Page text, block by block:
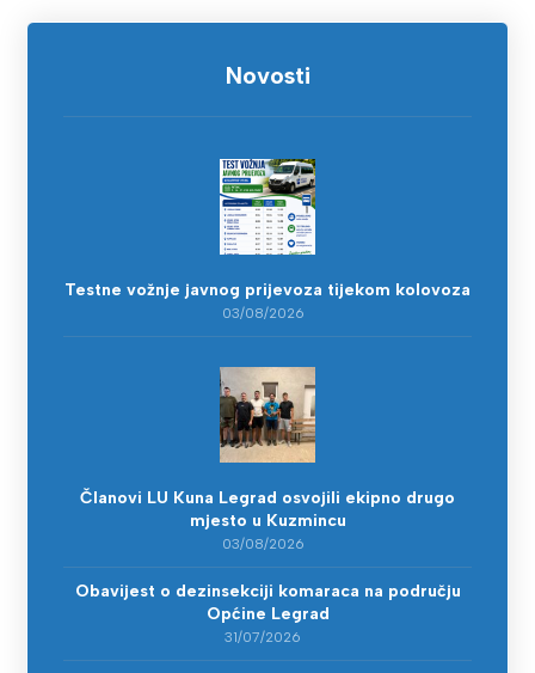
Novosti
Testne vožnje javnog prijevoza tijekom kolovoza
03/08/2026
Članovi LU Kuna Legrad osvojili ekipno drugo
mjesto u Kuzmincu
03/08/2026
Obavijest o dezinsekciji komaraca na području
Općine Legrad
31/07/2026